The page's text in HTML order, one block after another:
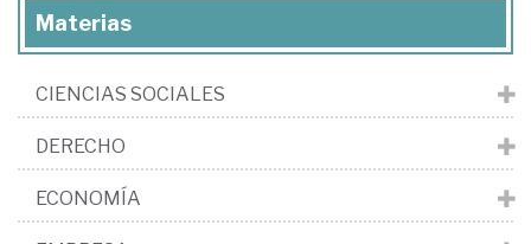
Materias
CIENCIAS SOCIALES
DERECHO
ECONOMÍA